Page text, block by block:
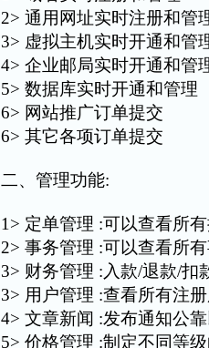
2> 通用网址实时注册和管
3> 虚拟主机实时开通和管
4> 企业邮局实时开通和管
5> 数据库实时开通和管理
6> 网站推广订单提交
6> 其它各项订单提交
二、管理功能:
1> 定单管理 :可以查看所
2> 事务管理 :可以查看所
3> 财务管理 :入款/退款/扣
3> 用户管理 :查看所有注
4> 文章新闻 :发布通知公
5> 价格管理 :制定不同等